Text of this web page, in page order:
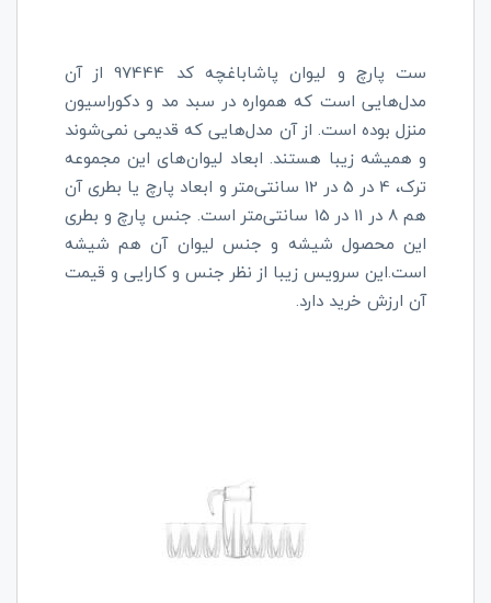
ست پارچ و لیوان پاشاباغچه کد 97444 از آن
مدل‌هایی است که همواره در سبد مد و دکوراسیون
منزل بوده است. از آن مدل‌هایی که قدیمی نمی‌شوند
و همیشه زیبا هستند. ابعاد لیوان‌های این مجموعه
ترک، 4 در 5 در 12 سانتی‌متر و ابعاد پارچ یا بطری آن
هم 8 در 11 در 15 سانتی‌متر است. جنس پارچ و بطری
این محصول شیشه و جنس لیوان آن هم شیشه
است.این سرویس زیبا از نظر جنس و کارایی و قیمت
آن ارزش خرید دارد.